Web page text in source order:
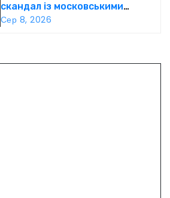
скандал із московськими
попами у Львові
Сер 8, 2026